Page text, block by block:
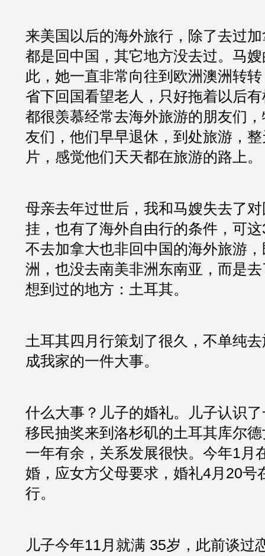
来美国以后的海外旅行，除了去过
都是回中国，其它地方没去过。马
此，她一直非常向往到欧洲澳洲转
省下回国看望老人，只好拖着以后
都很羡慕经常去海外旅游的朋友们
友们，他们早早退休，到处旅游，
片，感觉他们天天都在旅游的路上。
母亲去年过世后，我和马嫂失去了
挂，也有了海外自由行的条件，可
不去加拿大也非回中国的海外旅游
洲，也没去南美非洲东南亚，而是
想到过的地方：土耳其。
土耳其四月行策划了很久，不单纯
成我家的一件大事。
什么大事？儿子的婚礼。儿子认识
移民抽奖来到洛杉矶的土耳其库尔
一年有余，关系发展很快。今年1月
婚，应女方父母要求，婚礼4月20号
行。
儿子今年11月就满 35岁，此前谈过